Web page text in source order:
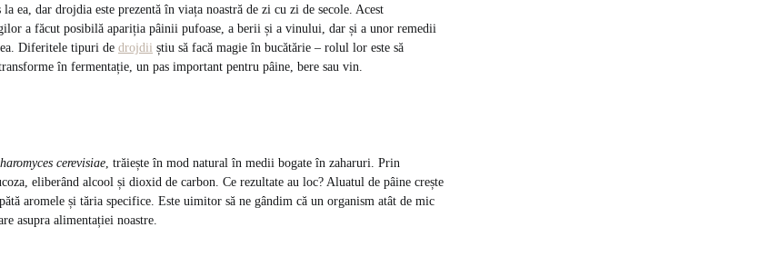
la ea, dar drojdia este prezentă în viața noastră de zi cu zi de secole. Acest
a făcut posibilă apariția pâinii pufoase, a berii și a vinului, dar și a unor remedii
Diferitele tipuri de drojdii știu să facă magie în bucătărie – rolul lor este să
în fermentație, un pas important pentru pâine, bere sau vin.
cerevisiae, trăiește în mod natural în medii bogate în zaharuri. Prin
eliberând alcool și dioxid de carbon. Ce rezultate au loc? Aluatul de pâine crește
aromele și tăria specifice. Este uimitor să ne gândim că un organism atât de mic
asupra alimentației noastre.